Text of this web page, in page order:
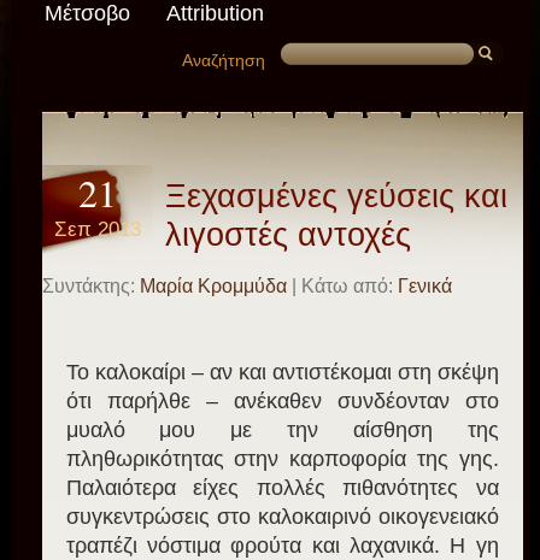
Μέτσοβο
Attribution
Αναζήτηση
21
Σεπ 2013
Ξεχασμένες γεύσεις και
λιγοστές αντοχές
Συντάκτης: Μαρία Κρομμύδα| Κάτω από: Γενικά
Το καλοκαίρι – αν και αντιστέκομαι στη σκέψη
ότι παρήλθε – ανέκαθεν συνδέονταν στο
μυαλό μου με την αίσθηση της
πληθωρικότητας στην καρποφορία της γης.
Παλαιότερα είχες πολλές πιθανότητες να
συγκεντρώσεις στο καλοκαιρινό οικογενειακό
τραπέζι νόστιμα φρούτα και λαχανικά. Η γη